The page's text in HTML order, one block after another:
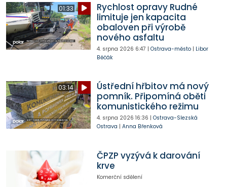
01:33
Rychlost opravy Rudné
limituje jen kapacita
obaloven při výrobě
nového asfaltu
4. srpna 2026 6:47 | Ostrava-město| Libor
Běčák
03:14
Ústřední hřbitov má nový
pomník. Připomíná oběti
komunistického režimu
4. srpna 2026 16:36 | Ostrava-Slezská
Ostrava | Anna Břenková
ČPZP vyzývá k darování
krve
Komerční sdělení